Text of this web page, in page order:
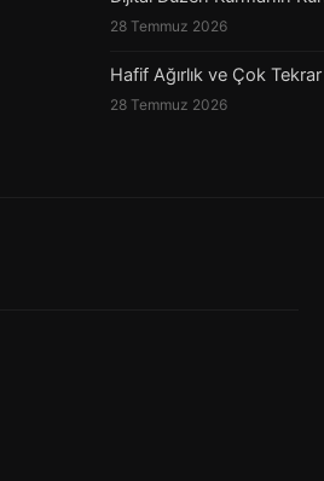
28 Temmuz 2026
Hafif Ağırlık ve Çok
28 Temmuz 2026